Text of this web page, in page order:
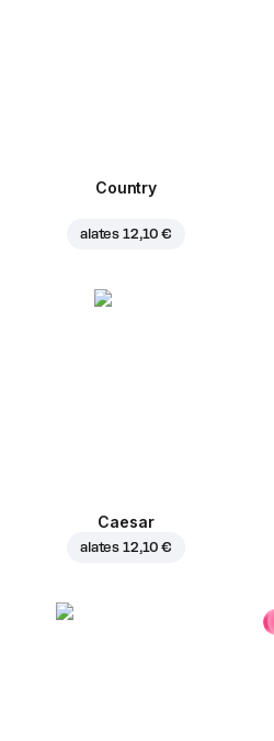
Country
alates 12,10 €
Caesar
alates 12,10 €